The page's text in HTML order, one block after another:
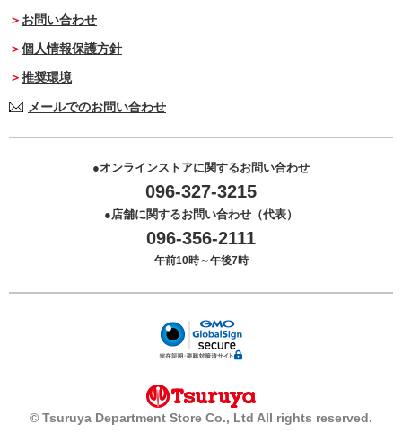
お問い合わせ
個人情報保護方針
推奨環境
メールでのお問い合わせ
オンラインストアに関するお問い合わせ
096-327-3215
店舗に関するお問い合わせ（代表）
096-356-2111
午前10時～午後7時
© Tsuruya Department Store Co., Ltd All rights reserved.